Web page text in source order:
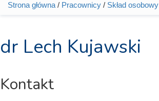
Jesteś tutaj
Strona główna / Pracownicy / Skład osobowy
dr Lech Kujawski
Kontakt